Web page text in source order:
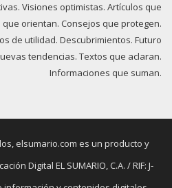
Visiones optimistas. Artículos que
orientan. Consejos que protegen.
de utilidad. Descubrimientos. Futuro
tendencias. Textos que aclaran.
Informaciones que suman.
elsumario.com es un producto y
Digital EL SUMARIO, C.A. / RIF: J-